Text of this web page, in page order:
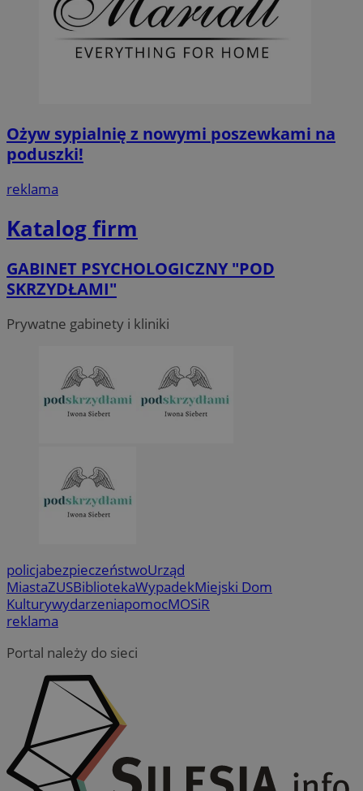
Ożyw sypialnię z nowymi poszewkami na
poduszki!
reklama
Katalog firm
GABINET PSYCHOLOGICZNY "POD
SKRZYDŁAMI"
Prywatne gabinety i kliniki
policjabezpieczeństwoUrząd
MiastaZUSBibliotekaWypadekMiejski Dom
KulturywydarzeniapomocMOSiR
reklama
Portal należy do sieci